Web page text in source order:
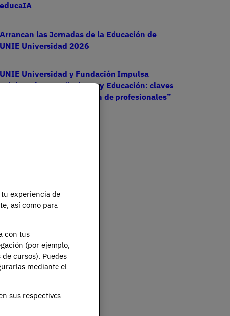
educaIA
Arrancan las Jornadas de la Educación de
UNIE Universidad 2026
UNIE Universidad y Fundación Impulsa
celebran la mesa “Talento y Educación: claves
para una nueva generación de profesionales”
experiencia de
así como para
con tus
(por ejemplo,
cursos). Puedes
mediante el
sus respectivos